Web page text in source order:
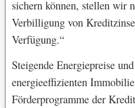
sichern können, stellen wir
Verbilligung von
Verfügung.“
Steigende Energiepreise
energieeffizienten
Förderprogramme der